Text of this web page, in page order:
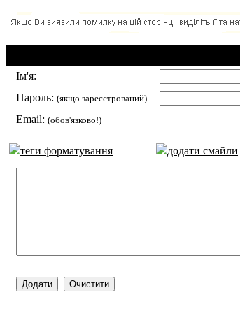
Ім'я:
Пароль: (якщо зареєстрований)
Email: (обов'язково!)
теги форматування додати смайли